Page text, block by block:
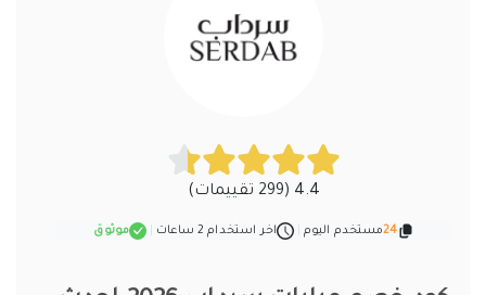
4.4 (299 تقييمات)
24مستخدم اليوم اخر استخدام 2 ساعات موثوق